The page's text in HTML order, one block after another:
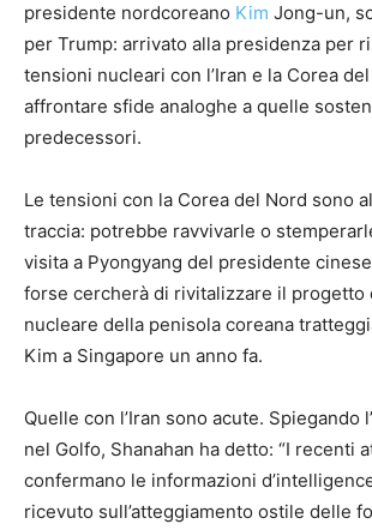
presidente nordcoreano Kim Jong-un,
per Trump: arrivato alla presidenza per
tensioni nucleari con l’Iran e la Corea
affrontare sfide analoghe a quelle
predecessori.
Le tensioni con la Corea del Nord sono
traccia: potrebbe ravvivarle o
visita a Pyongyang del presidente
forse cercherà di rivitalizzare il progetto
nucleare della penisola coreana
Kim a Singapore un anno fa.
Quelle con l’Iran sono acute. Spiegando
nel Golfo, Shanahan ha detto: “I recenti
confermano le informazioni
ricevuto sull’atteggiamento ostile delle